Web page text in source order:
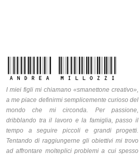
I miei figli mi chiamano «smanettone creativo»,
a me piace definirmi semplicemente curioso del
mondo che mi circonda. Per passione,
dribblando tra il lavoro e la famiglia, passo il
tempo a seguire piccoli e grandi progetti.
Tentando di raggiungerne gli obiettivi mi trovo
ad affrontare molteplici problemi a cui spesso